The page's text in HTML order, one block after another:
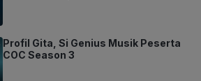
Profil Gita, Si Genius Musik Peserta
COC Season 3